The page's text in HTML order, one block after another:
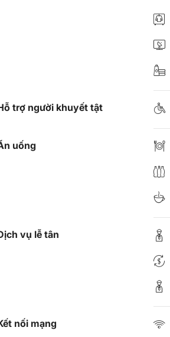
trợ người khuyết tật
uống
vụ lễ tân
nối mạng